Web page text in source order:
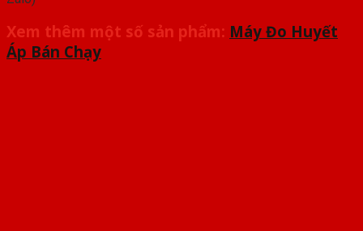
Xem thêm một số sản phẩm: Máy Đo Huyết
Áp Bán Chạy